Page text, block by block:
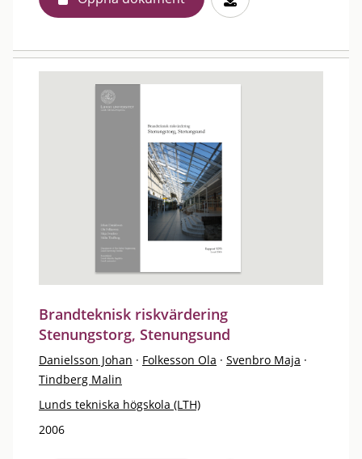
Brandteknisk riskvärdering
Stenungstorg, Stenungsund
Danielsson Johan · Folkesson Ola · Svenbro Maja ·
Tindberg Malin
Lunds tekniska högskola (LTH)
2006